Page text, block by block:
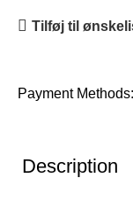
Tilføj til
Payment Methods:
Description